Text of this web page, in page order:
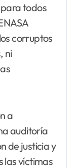
todos
corruptos
ni
a
auditoría
de justicia y
las víctimas